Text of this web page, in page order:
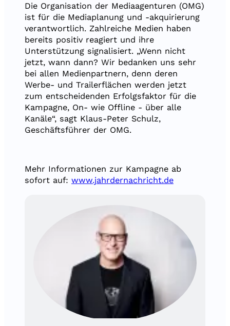
Die Organisation der Mediaagenturen (OMG)
ist für die Mediaplanung und -akquirierung
verantwortlich. Zahlreiche Medien haben
bereits positiv reagiert und ihre
Unterstützung signalisiert. „Wenn nicht
jetzt, wann dann? Wir bedanken uns sehr
bei allen Medienpartnern, denn deren
Werbe- und Trailerflächen werden jetzt
zum entscheidenden Erfolgsfaktor für die
Kampagne, On- wie Offline - über alle
Kanäle“, sagt Klaus-Peter Schulz,
Geschäftsführer der OMG.
Mehr Informationen zur Kampagne ab
sofort auf: www.jahrdernachricht.de